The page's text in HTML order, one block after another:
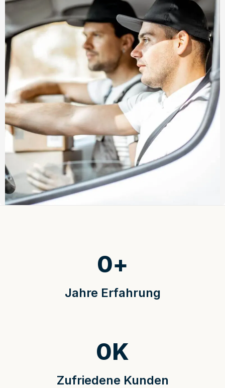
Jahre Erfahrung
0+
Zufriedene Kunden
0K